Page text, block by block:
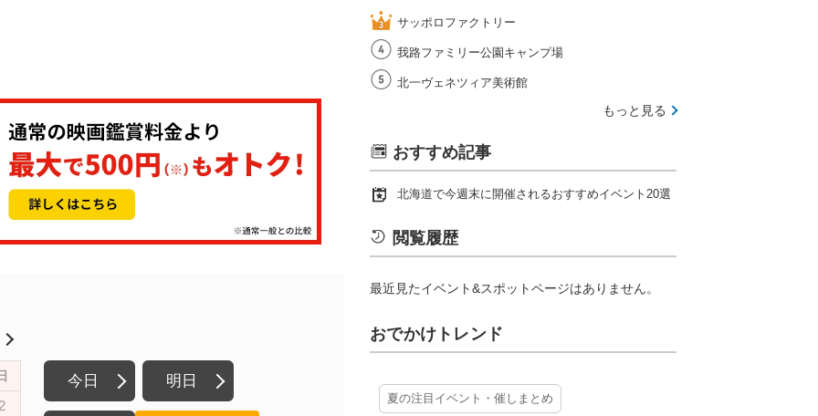
今日 明日
サッポロファクトリー
我路ファミリー公園キャンプ場
北一ヴェネツィア美術館
もっと見る
おすすめ記事
北海道で今週末に開催されるおすすめイベント20選
閲覧履歴
最近見たイベント&スポットページはありません。
おでかけトレンド
夏の注目イベント・催しまとめ